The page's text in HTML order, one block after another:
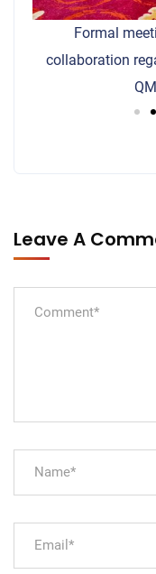
Formal
collaboration
Leave A